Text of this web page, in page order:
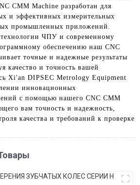
CMM Machine разработан для
и эффективных измерительных
промышленных приложений.
технологии ЧПУ и современному
обеспечению наш CNC
точные и надежные результаты
качество и точность вашей
Xi'an DIPSEC Metrology Equipment
инновационных
с помощью нашего CNC CMM
вам точность и надежность,
качества и требований к проверке